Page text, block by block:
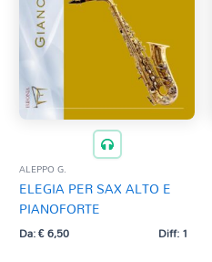
ALEPPO G.
ELEGIA PER SAX ALTO E
PIANOFORTE
Da:€6,50 Diff: 1